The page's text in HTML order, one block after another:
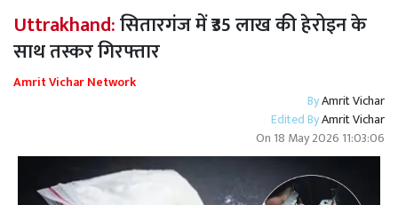
Uttrakhand:सितारगंज में ₹35 लाख की हेरोइन के
साथ तस्कर गिरफ्तार
Amrit Vichar Network
ByAmrit Vichar
Edited ByAmrit Vichar
On 18 May 2026 11:03:06